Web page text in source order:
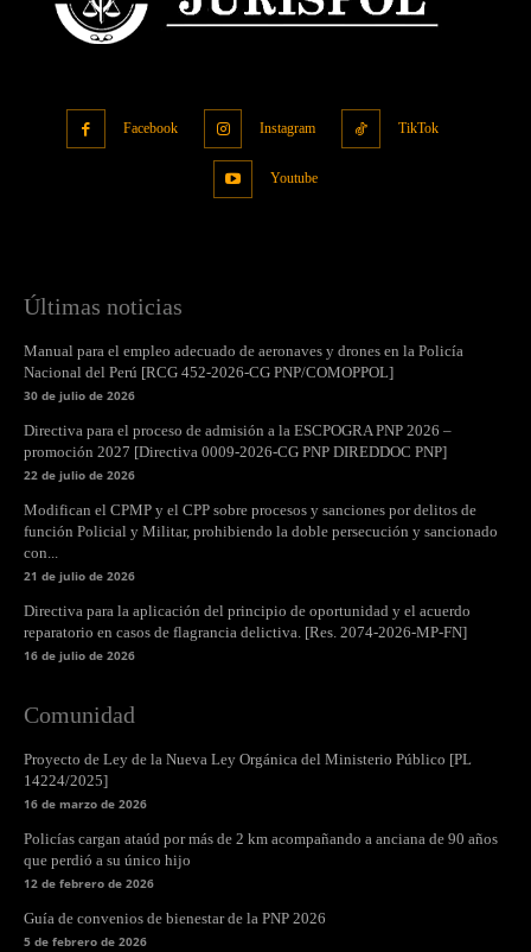
Facebook Instagram TikTok
Youtube
Últimas noticias
Manual para el empleo adecuado de aeronaves y drones en la Policía
Nacional del Perú [RCG 452-2026-CG PNP/COMOPPOL]
30 de julio de 2026
Directiva para el proceso de admisión a la ESCPOGRA PNP 2026 –
promoción 2027 [Directiva 0009-2026-CG PNP DIREDDOC PNP]
22 de julio de 2026
Modifican el CPMP y el CPP sobre procesos y sanciones por delitos de
función Policial y Militar, prohibiendo la doble persecución y sancionado
con...
21 de julio de 2026
Directiva para la aplicación del principio de oportunidad y el acuerdo
reparatorio en casos de flagrancia delictiva. [Res. 2074-2026-MP-FN]
16 de julio de 2026
Comunidad
Proyecto de Ley de la Nueva Ley Orgánica del Ministerio Público [PL
14224/2025]
16 de marzo de 2026
Policías cargan ataúd por más de 2 km acompañando a anciana de 90 años
que perdió a su único hijo
12 de febrero de 2026
Guía de convenios de bienestar de la PNP 2026
5 de febrero de 2026